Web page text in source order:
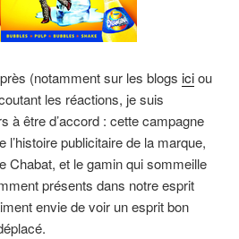
(notamment sur les blogs iciou
les réactions, je suis
à être d’accord : cette campagne
l’histoire publicitaire de la marque,
Chabat, et le gamin qui sommeille
présents dans notre esprit
envie de voir un esprit bon